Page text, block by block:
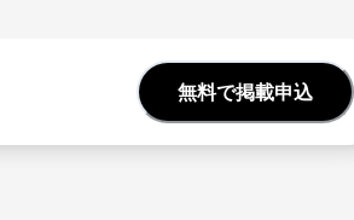
無料で掲載申込